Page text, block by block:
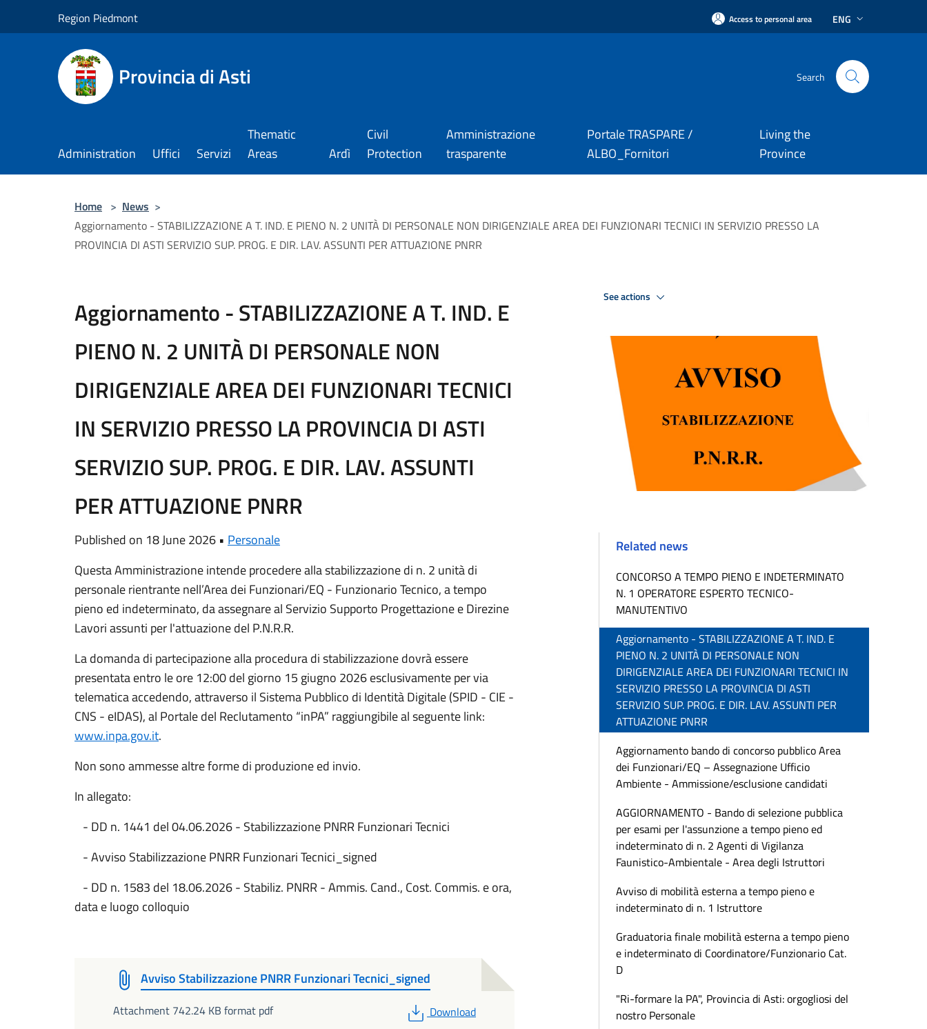
Region Piedmont Access to personal area ENG
Provincia di Asti Search
Administration Uffici Servizi
Thematic
Areas
Ardì
Civil
Protection
Amministrazione
trasparente
Portale TRASPARE /
ALBO_Fornitori
Living the
Province
Home > News >
Aggiornamento - STABILIZZAZIONE A T. IND. E PIENO N. 2 UNITÀ DI PERSONALE NON DIRIGENZIALE AREA DEI FUNZIONARI TECNICI IN SERVIZIO PRESSO LA
PROVINCIA DI ASTI SERVIZIO SUP. PROG. E DIR. LAV. ASSUNTI PER ATTUAZIONE PNRR
Aggiornamento - STABILIZZAZIONE A T. IND. E
PIENO N. 2 UNITÀ DI PERSONALE NON
DIRIGENZIALE AREA DEI FUNZIONARI TECNICI
IN SERVIZIO PRESSO LA PROVINCIA DI ASTI
SERVIZIO SUP. PROG. E DIR. LAV. ASSUNTI
PER ATTUAZIONE PNRR
Published on 18 June 2026 • Personale
Questa Amministrazione intende procedere alla stabilizzazione di n. 2 unità di
personale rientrante nell’Area dei Funzionari/EQ - Funzionario Tecnico, a tempo
pieno ed indeterminato, da assegnare al Servizio Supporto Progettazione e Direzine
Lavori assunti per l'attuazione del P.N.R.R.
La domanda di partecipazione alla procedura di stabilizzazione dovrà essere
presentata entro le ore 12:00 del giorno 15 giugno 2026 esclusivamente per via
telematica accedendo, attraverso il Sistema Pubblico di Identità Digitale (SPID - CIE -
CNS - eIDAS), al Portale del Reclutamento “inPA” raggiungibile al seguente link:
www.inpa.gov.it.
Non sono ammesse altre forme di produzione ed invio.
In allegato:
- DD n. 1441 del 04.06.2026 - Stabilizzazione PNRR Funzionari Tecnici
- Avviso Stabilizzazione PNRR Funzionari Tecnici_signed
- DD n. 1583 del 18.06.2026 - Stabiliz. PNRR - Ammis. Cand., Cost. Commis. e ora,
data e luogo colloquio
Avviso Stabilizzazione PNRR Funzionari Tecnici_signed
Attachment 742.24 KB format pdf PDF
Download
See actions
Related news
CONCORSO A TEMPO PIENO E INDETERMINATO
N. 1 OPERATORE ESPERTO TECNICO-
MANUTENTIVO
Aggiornamento - STABILIZZAZIONE A T. IND. E
PIENO N. 2 UNITÀ DI PERSONALE NON
DIRIGENZIALE AREA DEI FUNZIONARI TECNICI IN
SERVIZIO PRESSO LA PROVINCIA DI ASTI
SERVIZIO SUP. PROG. E DIR. LAV. ASSUNTI PER
ATTUAZIONE PNRR
Aggiornamento bando di concorso pubblico Area
dei Funzionari/EQ – Assegnazione Ufficio
Ambiente - Ammissione/esclusione candidati
AGGIORNAMENTO - Bando di selezione pubblica
per esami per l'assunzione a tempo pieno ed
indeterminato di n. 2 Agenti di Vigilanza
Faunistico-Ambientale - Area degli Istruttori
Avviso di mobilità esterna a tempo pieno e
indeterminato di n. 1 Istruttore
Graduatoria finale mobilità esterna a tempo pieno
e indeterminato di Coordinatore/Funzionario Cat.
D
"Ri-formare la PA", Provincia di Asti: orgogliosi del
nostro Personale